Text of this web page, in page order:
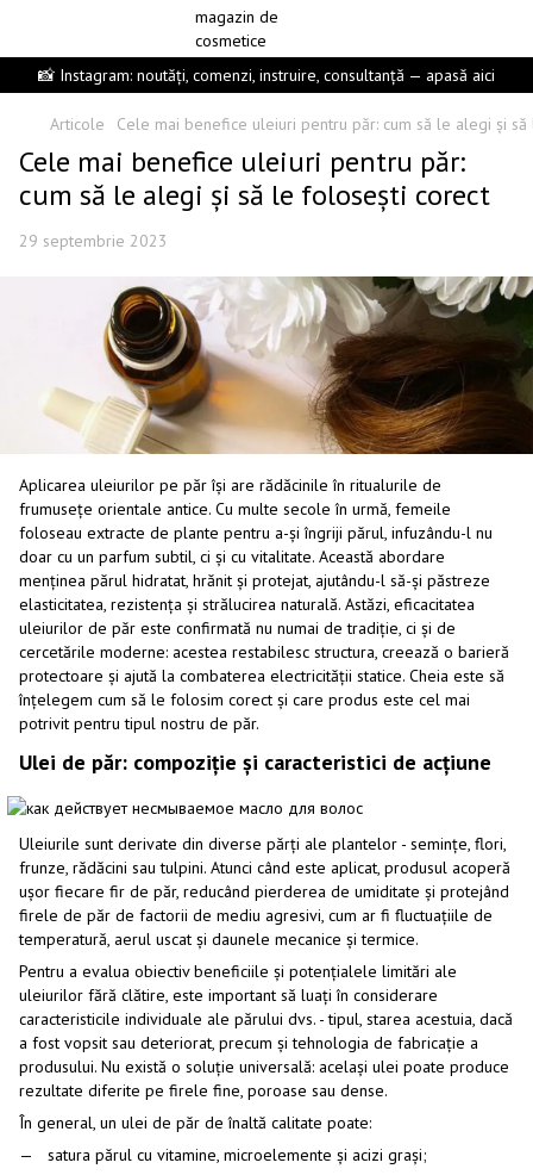
📸 Instagram: noutăți, comenzi, instruire, consultanță — apasă aici
Articole Cele mai benefice uleiuri pentru păr: cum să le alegi și
Cele mai benefice uleiuri pentru păr:
cum să le alegi și să le folosești corect
29 septembrie 2023
Aplicarea uleiurilor pe păr își are rădăcinile în ritualurile de
frumusețe orientale antice. Cu multe secole în urmă, femeile
foloseau extracte de plante pentru a-și îngriji părul, infuzându-l nu
doar cu un parfum subtil, ci și cu vitalitate. Această abordare
menținea părul hidratat, hrănit și protejat, ajutându-l să-și păstreze
elasticitatea, rezistența și strălucirea naturală. Astăzi, eficacitatea
uleiurilor de păr este confirmată nu numai de tradiție, ci și de
cercetările moderne: acestea restabilesc structura, creează o barieră
protectoare și ajută la combaterea electricității statice. Cheia este să
înțelegem cum să le folosim corect și care produs este cel mai
potrivit pentru tipul nostru de păr.
Ulei de păr: compoziție și caracteristici de acțiune
Uleiurile sunt derivate din diverse părți ale plantelor - semințe, flori,
frunze, rădăcini sau tulpini. Atunci când este aplicat, produsul acoperă
ușor fiecare fir de păr, reducând pierderea de umiditate și protejând
firele de păr de factorii de mediu agresivi, cum ar fi fluctuațiile de
temperatură, aerul uscat și daunele mecanice și termice.
Pentru a evalua obiectiv beneficiile și potențialele limitări ale
uleiurilor fără clătire, este important să luați în considerare
caracteristicile individuale ale părului dvs. - tipul, starea acestuia, dacă
a fost vopsit sau deteriorat, precum și tehnologia de fabricație a
produsului. Nu există o soluție universală: același ulei poate produce
rezultate diferite pe firele fine, poroase sau dense.
În general, un ulei de păr de înaltă calitate poate:
satura părul cu vitamine, microelemente și acizi grași;